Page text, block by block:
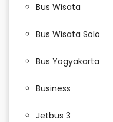
Bus Wisata
Bus Wisata Solo
Bus Yogyakarta
Business
Jetbus 3